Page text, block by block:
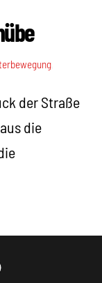
der Straße
die